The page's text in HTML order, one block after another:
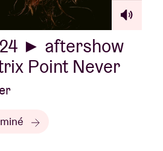
► aftershow
Point Never